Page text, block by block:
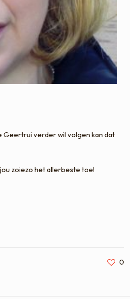
Geertrui verder wil volgen kan dat
zoiezo het allerbeste toe!
0